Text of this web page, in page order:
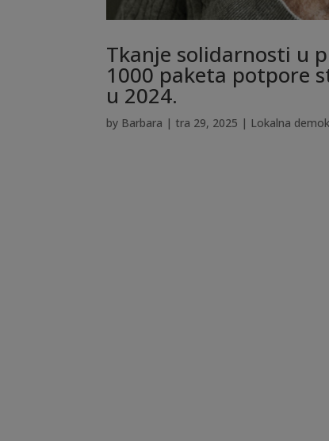
Tkanje solidarnosti u
1000 paketa potpore
u 2024.
by Barbara | tra 29, 2025 | Lokalna